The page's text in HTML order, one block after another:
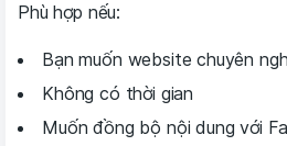
Phù hợp nếu:
Bạn muốn website chuyên
Không có thời gian
Muốn đồng bộ nội dung với